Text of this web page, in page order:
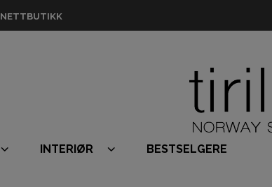
NETTBUTIKK
INTERIØR BESTSELGERE